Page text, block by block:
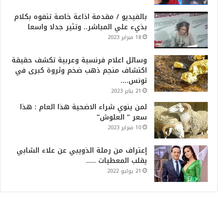
بالفيديو / مقدمة اذاعة خاصة تتفوه بكلام
بذيء علي المباشر.. وتثير جدلا واسعا
18 فبراير 2023
وسائل اعلام فرنسية وعربية تكشف حقيقة
اكتشاف منجم ذهب ضخم وثروة كبرى في
تونس….
21 يناير 2023
لمن ينوي شراء الاضحية هذا العام : هذا
سعر ” العلوش”
10 فبراير 2023
إعتراف من رملة الذويبي عن علاء الشابي
يقلب المعطيات …..
21 يوليو 2022